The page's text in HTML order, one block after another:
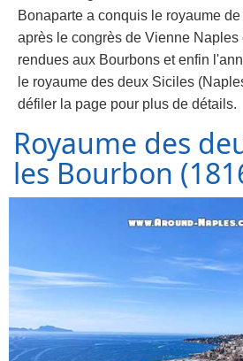
Bonaparte a conquis le royaume
après le congrès de Vienne Naples
rendues aux Bourbons et enfin
le royaume des deux Siciles
défiler la page pour plus de détails.
Royaume des
les Bourbon